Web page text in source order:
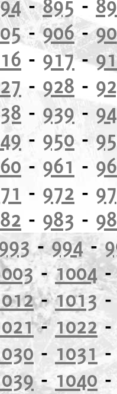
-906-
- 917-
- 928 -
- 939-
- 950 -
- 961 -
- 972 -
- 983 -
-994-
-1004
-1013
-1022-
- 1031-
-1040-